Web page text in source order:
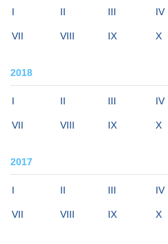
I II III IV
VII VIII IX X
2018
I II III IV
VII VIII IX X
2017
I II III IV
VII VIII IX X